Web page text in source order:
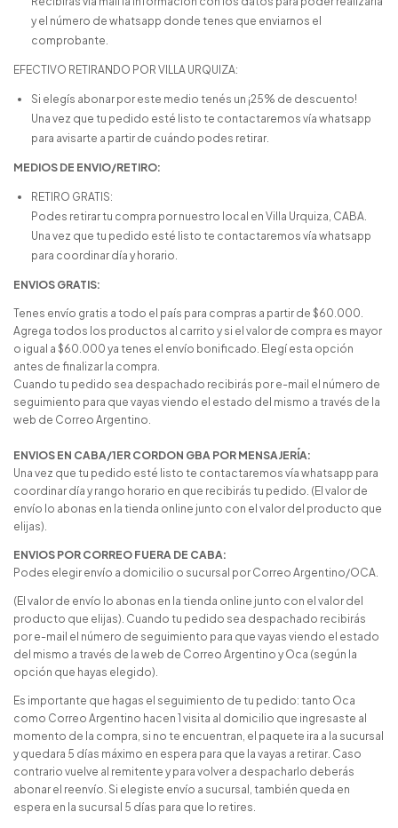
y el número de whatsapp donde tenes que enviarnos el
comprobante.
EFECTIVO RETIRANDO POR VILLA URQUIZA:
Si elegís abonar por este medio tenés un ¡25% de descuento!
Una vez que tu pedido esté listo te contactaremos vía whatsapp
para avisarte a partir de cuándo podes retirar.
MEDIOS DE ENVIO/RETIRO:
RETIRO GRATIS:
Podes retirar tu compra por nuestro local en Villa Urquiza, CABA.
Una vez que tu pedido esté listo te contactaremos vía whatsapp
para coordinar día y horario.
ENVIOS GRATIS:
Tenes envío gratis a todo el país para compras a partir de $60.000.
Agrega todos los productos al carrito y si el valor de compra es mayor
o igual a $60.000 ya tenes el envío bonificado. Elegí esta opción
antes de finalizar la compra.
Cuando tu pedido sea despachado recibirás por e-mail el número de
seguimiento para que vayas viendo el estado del mismo a través de la
web de Correo Argentino.
ENVIOS EN CABA/1ER CORDON GBA POR MENSAJERÍA:
Una vez que tu pedido esté listo te contactaremos vía whatsapp para
coordinar día y rango horario en que recibirás tu pedido. (El valor de
envío lo abonas en la tienda online junto con el valor del producto que
elijas).
ENVIOS POR CORREO FUERA DE CABA:
Podes elegir envío a domicilio o sucursal por Correo Argentino/OCA.
(El valor de envío lo abonas en la tienda online junto con el valor del
producto que elijas). Cuando tu pedido sea despachado recibirás
por e-mail el número de seguimiento para que vayas viendo el estado
del mismo a través de la web de Correo Argentino y Oca (según la
opción que hayas elegido).
Es importante que hagas el seguimiento de tu pedido: tanto Oca
como Correo Argentino hacen 1 visita al domicilio que ingresaste al
momento de la compra, si no te encuentran, el paquete ira a la sucursal
y quedara 5 días máximo en espera para que la vayas a retirar. Caso
contrario vuelve al remitente y para volver a despacharlo deberás
abonar el reenvío. Si elegiste envío a sucursal, también queda en
espera en la sucursal 5 días para que lo retires.